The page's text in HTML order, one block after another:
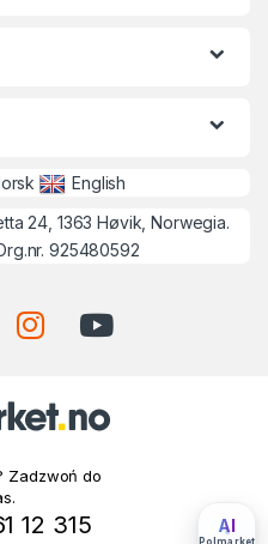
English
24, 1363 Høvik, Norwegia.
925480592
Zadzwoń do
12 315 AI
Polmarket